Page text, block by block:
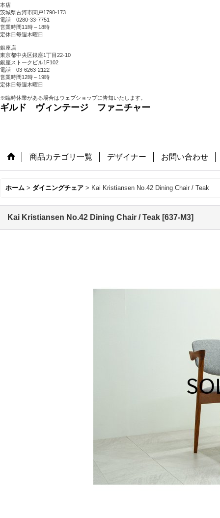
本店
茨城県古河市関戸1790-173
電話 0280-33-7751
営業時間11時～18時
定休日毎週木曜日
銀座店
東京都中央区銀座1丁目22-10
銀座ストークビル1F102
電話 03-6263-2122
営業時間12時～19時
定休日毎週木曜日
※臨時休業がある場合はウェブショップに告知いたします。
ギルド ヴィンテージ ファニチャー
商品カテゴリ一覧 デザイナー お問い合わせ
ホーム > ダイニングチェア > Kai Kristiansen No.42 Dining Chair / Teak
Kai Kristiansen No.42 Dining Chair / Teak [637-M3]